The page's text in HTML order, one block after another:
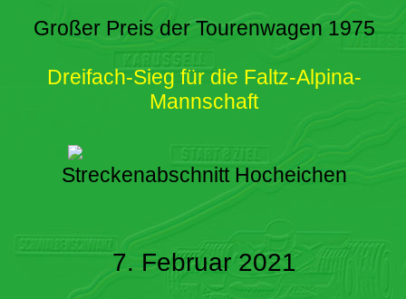
Großer Preis der Tourenwagen 1975
Dreifach-Sieg für die Faltz-Alpina-
Mannschaft
Streckenabschnitt Hocheichen
7. Februar 2021